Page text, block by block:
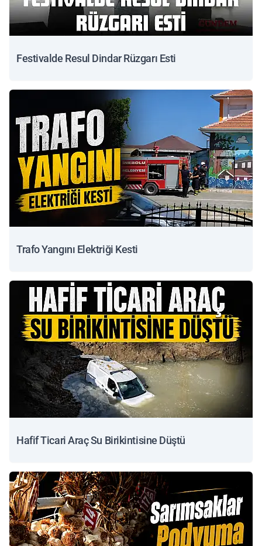
Festivalde Resul Dindar Rüzgarı Esti
Trafo Yangını Elektriği Kesti
Hafif Ticari Araç Su Birikintisine Düştü